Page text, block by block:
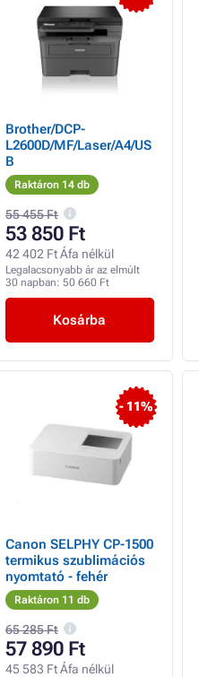
Brother/DCP-
L2600D/MF/Laser/A4/US
B
Raktáron 14 db
55 455 Ft
53 850 Ft
42 402 Ft Áfa nélkül
Legalacsonyabb ár az elmúlt
30 napban: 50 660 Ft
Kosárba
- 11%
Canon SELPHY CP-1500
termikus szublimációs
nyomtató - fehér
Raktáron 11 db
65 285 Ft
57 890 Ft
45 583 Ft Áfa nélkül